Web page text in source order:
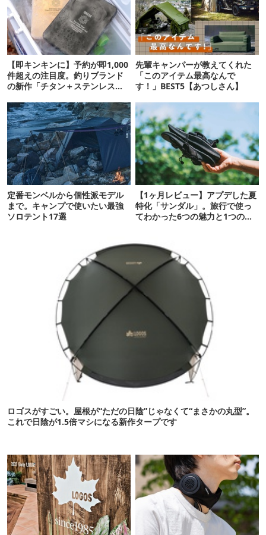
【即キンキンに】予約が即1,000
件超えの注目度。釣りブランド
の新作「チタン＋ステンレスの
先輩キャンパーが教えてくれた
「このアイテム最高なんで
す！」BEST5【あつしさん】
定番モンベルから個性派モデル
まで。キャンプで使いたい最強
ソロテント17選
【1ヶ月レビュー】アプデした夏
特化「サンダル」。旅行で使っ
てわかった6つの魅力と1つの注
ロゴスがすごい。屋根が“ただの日陰”じゃなくて“まさかの丸型”。
これで日陰が1.5倍マシになる新作タープです